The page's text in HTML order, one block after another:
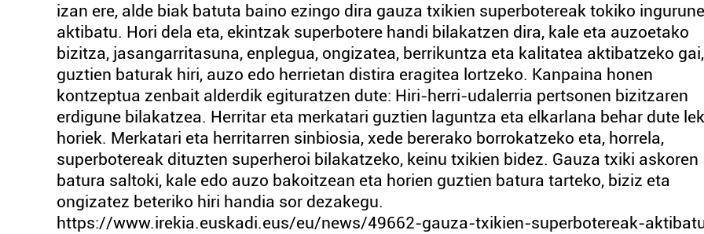
izan ere, alde biak batuta baino ezingo dira gauza txikien superbotereak tokiko
aktibatu. Hori dela eta, ekintzak superbotere handi bilakatzen dira, kale eta auzoetako
bizitza, jasangarritasuna, enplegua, ongizatea, berrikuntza eta kalitatea aktibatzeko gai,
guztien baturak hiri, auzo edo herrietan distira eragitea lortzeko. Kanpaina honen
kontzeptua zenbait alderdik egituratzen dute: Hiri-herri-udalerria pertsonen bizitzaren
erdigune bilakatzea. Herritar eta merkatari guztien laguntza eta elkarlana behar dute
horiek. Merkatari eta herritarren sinbiosia, xede bererako borrokatzeko eta, horrela,
superbotereak dituzten superheroi bilakatzeko, keinu txikien bidez. Gauza txiki askoren
batura saltoki, kale edo auzo bakoitzean eta horien guztien batura tarteko, biziz eta
ongizatez beteriko hiri handia sor dezakegu.
https://www.irekia.euskadi.eus/eu/news/49662-gauza-txikien-superbotereak-